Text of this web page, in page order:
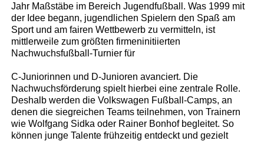
Jahr Maßstäbe im Bereich Jugendfußball. Was 1999 mit
der Idee begann, jugendlichen Spielern den Spaß am
Sport und am fairen Wettbewerb zu vermitteln, ist
mittlerweile zum größten firmeninitiierten
Nachwuchsfußball-Turnier für
C-Juniorinnen und D-Junioren avanciert. Die
Nachwuchsförderung spielt hierbei eine zentrale Rolle.
Deshalb werden die Volkswagen Fußball-Camps, an
denen die siegreichen Teams teilnehmen, von Trainern
wie Wolfgang Sidka oder Rainer Bonhof begleitet. So
können junge Talente frühzeitig entdeckt und gezielt